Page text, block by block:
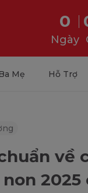
0
Ngày
Mẹ Hỗ Trợ
về
2025